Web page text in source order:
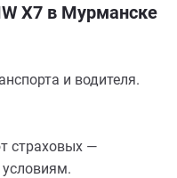
X7 в Мурманске
и водителя.
страховых —